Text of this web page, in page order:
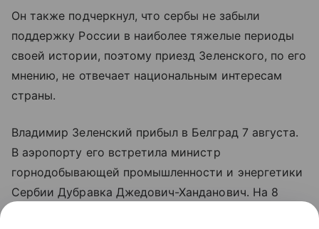
Он также подчеркнул, что сербы не забыли
поддержку России в наиболее тяжелые периоды
своей истории, поэтому приезд Зеленского, по его
мнению, не отвечает национальным интересам
страны.
Владимир Зеленский прибыл в Белград 7 августа.
В аэропорту его встретила министр
горнодобывающей промышленности и энергетики
Сербии Дубравка Джедович-Ханданович. На 8